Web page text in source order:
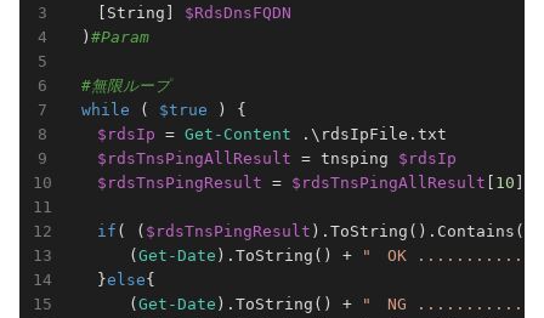
[String] $RdsDnsFQDN
)#Param
#無限ループ
while ( $true ) {
$rdsIp = Get-Content .\rdsIpFile.txt
$rdsTnsPingAllResult = tnsping $rdsIp
$rdsTnsPingResult = $rdsTnsPingAllResult 10
if ( ( $rdsTnsPingResult ).ToString().Contains(
(Get-Date ).ToString() +
"　OK
}else{
(Get-Date ).ToString() +
"　NG